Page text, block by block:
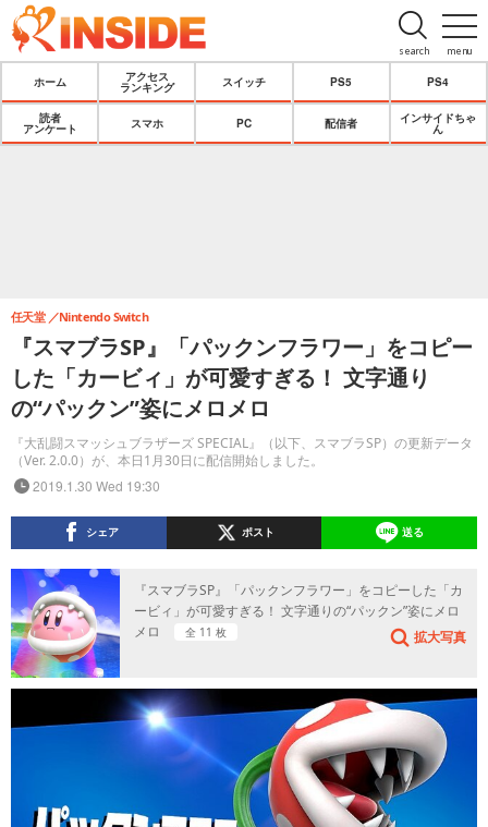
menu
search
ホーム
アクセス
ランキング
スイッチ PS5 PS4
読者
アンケート
スマホ PC 配信者
インサイドちゃ
ん
『スマブラSP』「パックンフラワー」をコピー
した「カービィ」が可愛すぎる！ 文字通り
の“パックン”姿にメロメロ
『大乱闘スマッシュブラザーズ SPECIAL』（以下、スマブラSP）の更新データ
（Ver. 2.0.0）が、本日1月30日に配信開始しました。
任天堂 Nintendo Switch
2019.1.30 Wed 19:30
シェア ポスト 送る
『スマブラSP』「パックンフラワー」をコピーした「カ
ービィ」が可愛すぎる！ 文字通りの“パックン”姿にメロ
メロ
全 11 枚 拡大写真